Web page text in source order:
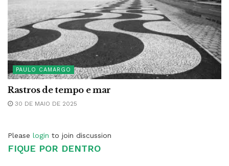
PAULO CAMARGO
Rastros de tempo e mar
30 DE MAIO DE 2025
Please login to join discussion
FIQUE POR DENTRO